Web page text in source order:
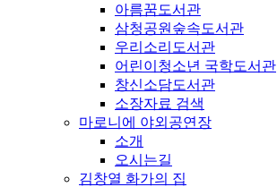
아름꿈도서관
삼청공원숲속도서관
우리소리도서관
어린이청소년 국학도서관
창신소담도서관
소장자료 검색
마로니에 야외공연장
소개
오시는길
김창열 화가의 집